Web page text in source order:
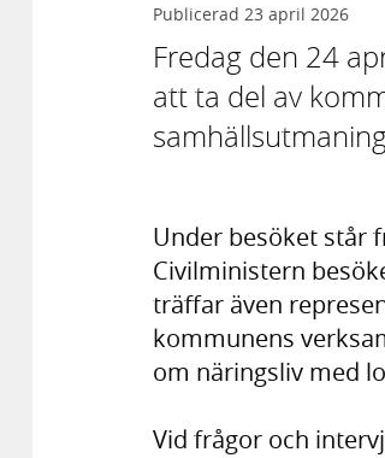
Publicerad 23 april 2026
Fredag den 24
att ta del av
Under besöket står
Civilministern
träffar även
kommunens
om näringsliv med
Vid frågor och